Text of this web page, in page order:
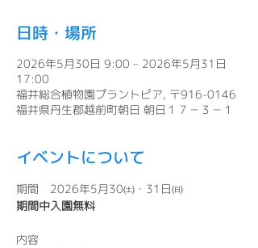
日時・場所
2026年5月30日 9:00 – 2026年5月31日
17:00
福井総合植物園プラントピア, 〒916-0146
福井県丹生郡越前町朝日 朝日１７－３－１
イベントについて
期間　2026年5月30㈯・31日㈰
期間中入園無料
内容